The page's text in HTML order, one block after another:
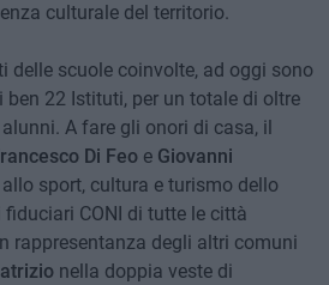
culturale del territorio.
delle scuole coinvolte, ad oggi sono
22 Istituti, per un totale di oltre
A fare gli onori di casa, il
Di Feo e Giovanni
allo sport, cultura e turismo dello
CONI di tutte le città
rappresentanza degli altri comuni
nella doppia veste di